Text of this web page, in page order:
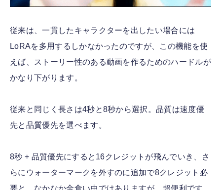
従来は、一貫したキャラクターを出したい場合には
LoRAを多用するしかなかったのですが、この機能を使
えば、ストーリー性のある動画を作るためのハードルが
かなり下がります。
従来と同じく長さは4秒と8秒から選択。品質は速度優
先と品質優先を選べます。
8秒 + 品質優先にすると16クレジットが飛んでいき、さ
らにウォーターマークを外すのに追加で8クレジット必
要と、なかなか金食い虫ではありますが、超便利です。